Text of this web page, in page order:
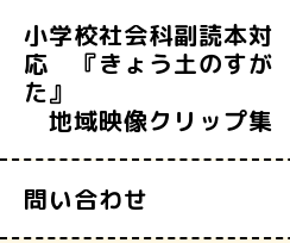
小学校社会科副読本対
応 『きょう土のすが
た』
地域映像クリップ集
問い合わせ